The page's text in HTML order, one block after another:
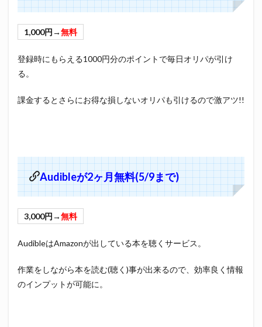
1,000円→無料
登録時にもらえる1000円分のポイントで毎日オリパが引け
る。
課金するとさらにお得な損しないオリパも引けるので激アツ!!
Audibleが2ヶ月無料(5/9まで)
3,000円→無料
AudibleはAmazonが出している本を聴くサービス。
作業をしながら本を読む(聴く)事が出来るので、効率良く情報
のインプットが可能に。